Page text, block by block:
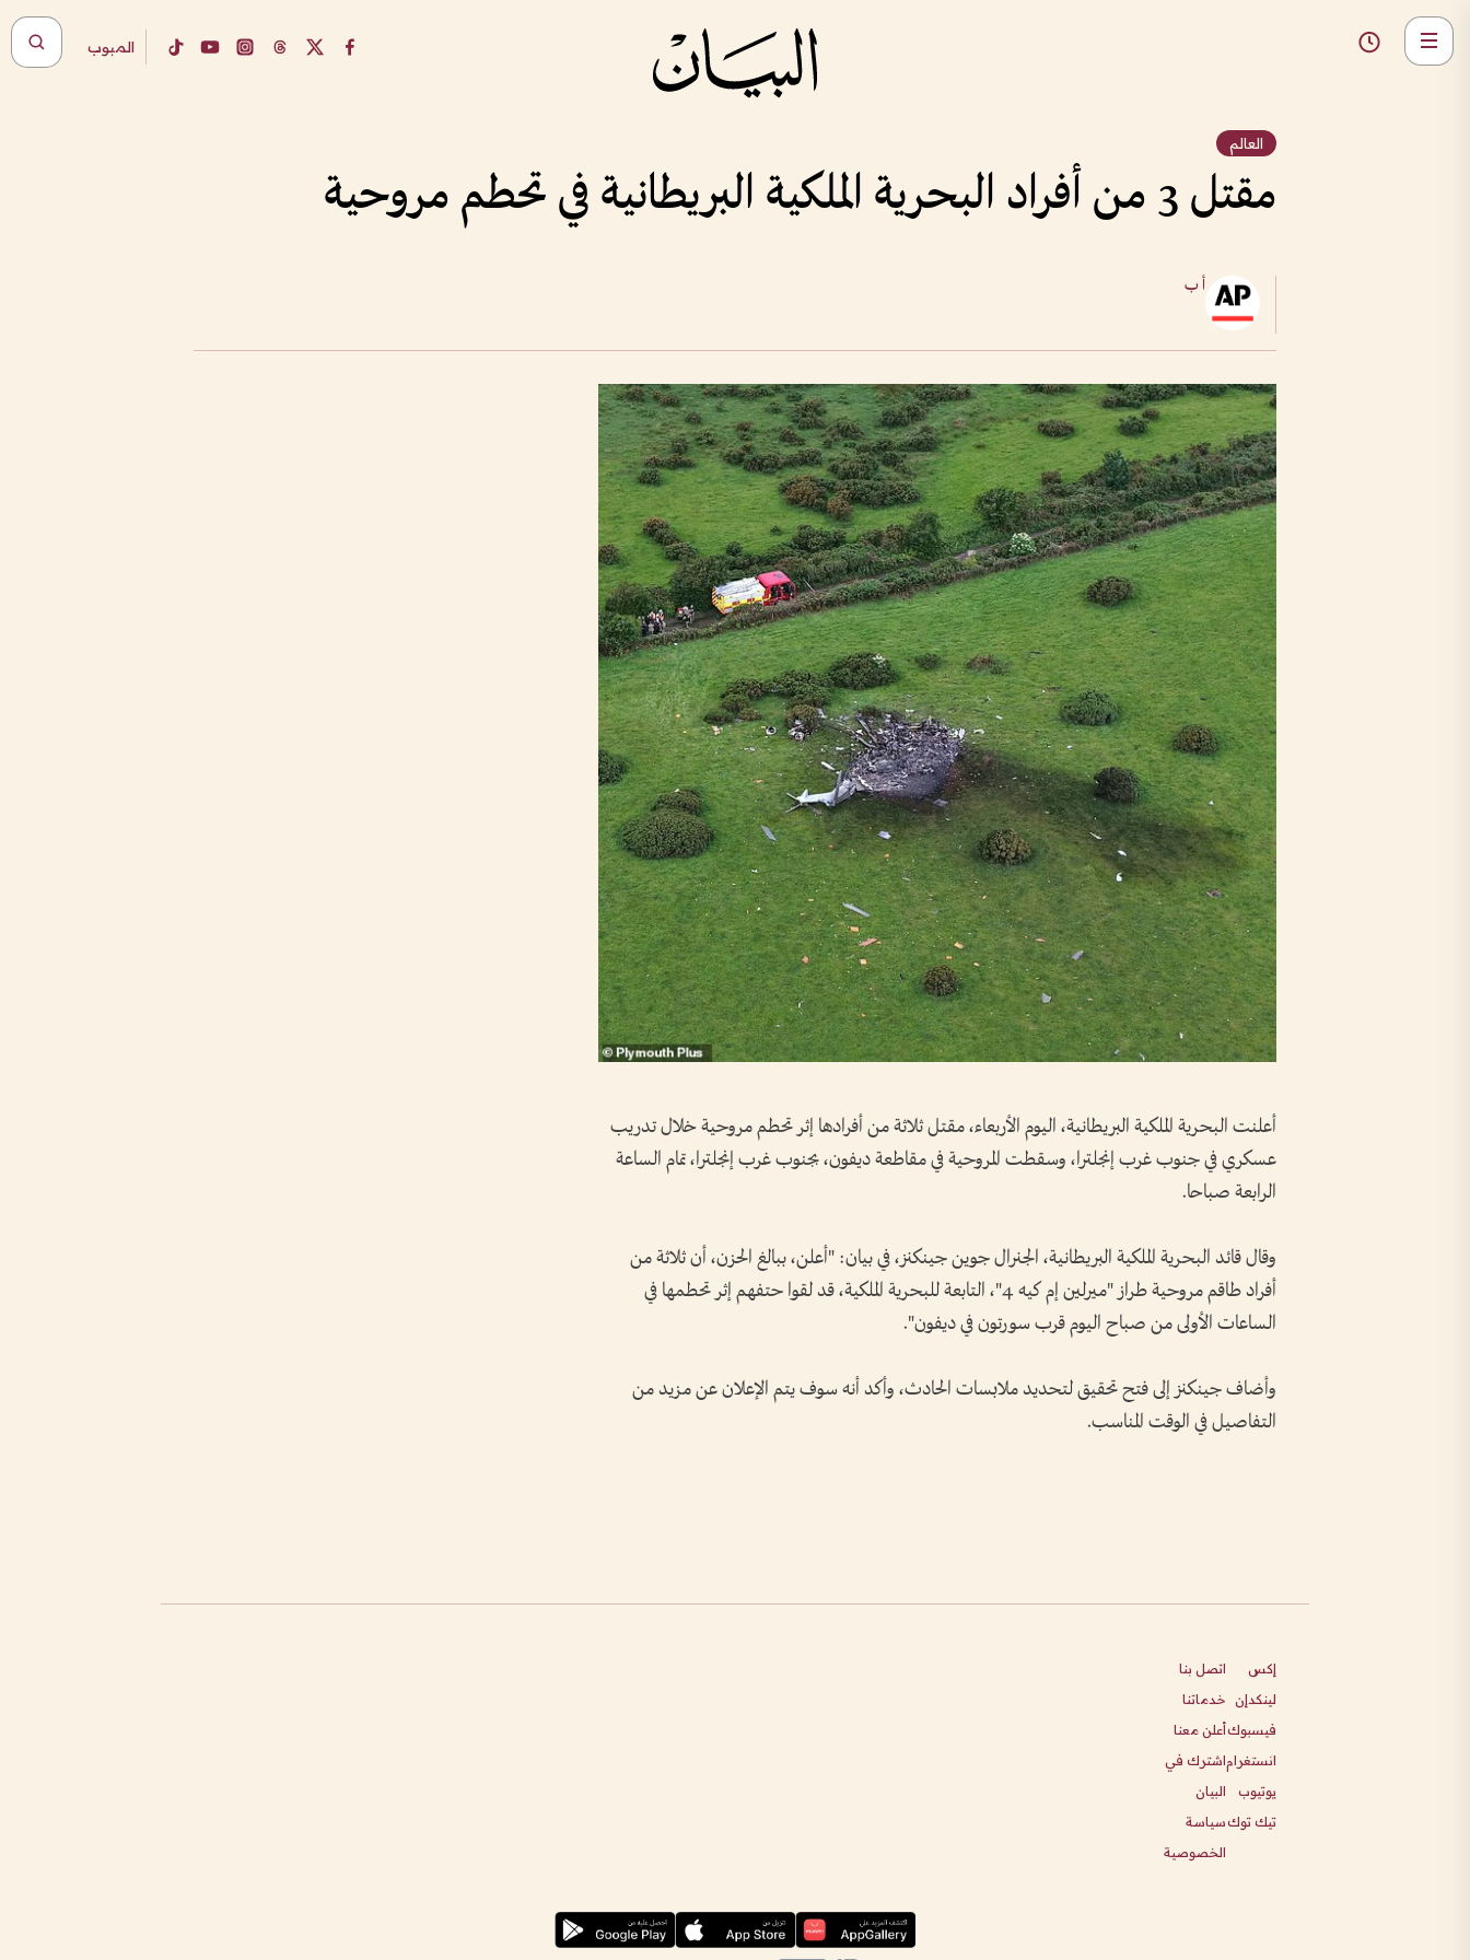
المبوب
العالم
مقتل 3 من أفراد البحرية الملكية البريطانية في تحطم مروحية
أ ب
أعلنت البحرية الملكية البريطانية، اليوم الأربعاء، مقتل ثلاثة من أفرادها إثر تحطم مروحية خلال تدريب
عسكري في جنوب غرب إنجلترا، وسقطت المروحية في مقاطعة ديفون، بجنوب غرب إنجلترا، تمام الساعة
الرابعة صباحا.
وقال قائد البحرية الملكية البريطانية، الجنرال جوين جينكنز، في بيان: "أعلن، ببالغ الحزن، أن ثلاثة من
أفراد طاقم مروحية طراز "ميرلين إم كيه 4"، التابعة للبحرية الملكية، قد لقوا حتفهم إثر تحطمها في
الساعات الأولى من صباح اليوم قرب سورتون في ديفون".
وأضاف جينكنز إلى فتح تحقيق لتحديد ملابسات الحادث، وأكد أنه سوف يتم الإعلان عن مزيد من
التفاصيل في الوقت المناسب.
إكس
لينكدإن
فيسبوك
انستغرام
يوتيوب
تيك توك
اتصل بنا
خدماتنا
أعلن معنا
اشترك في
البيان
سياسة
الخصوصية